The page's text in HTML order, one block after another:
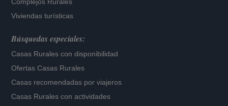
Viviendas turísticas
Búsquedas especiales:
Casas Rurales con disponibilidad
Ofertas Casas Rurales
Casas recomendadas por viajeros
Casas Rurales con actividades